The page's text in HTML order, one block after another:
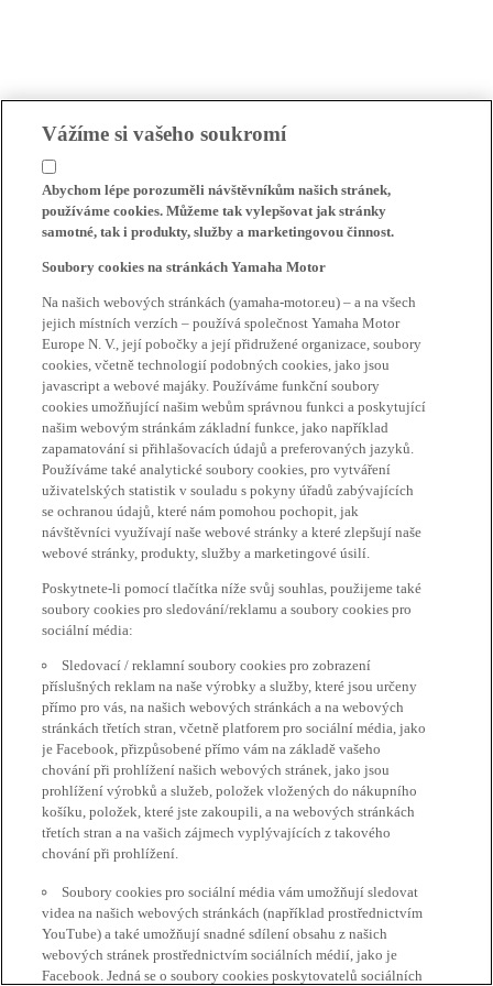
Vážíme si vašeho soukromí
Abychom lépe porozuměli návštěvníkům našich stránek,
používáme cookies. Můžeme tak vylepšovat jak stránky
samotné, tak i produkty, služby a marketingovou činnost.
Soubory cookies na stránkách Yamaha Motor
Na našich webových stránkách (yamaha-motor.eu) – a na všech
jejich místních verzích – používá společnost Yamaha Motor
Europe N. V., její pobočky a její přidružené organizace, soubory
cookies, včetně technologií podobných cookies, jako jsou
javascript a webové majáky. Používáme funkční soubory
cookies umožňující našim webům správnou funkci a poskytující
našim webovým stránkám základní funkce, jako například
zapamatování si přihlašovacích údajů a preferovaných jazyků.
Používáme také analytické soubory cookies, pro vytváření
uživatelských statistik v souladu s pokyny úřadů zabývajících
se ochranou údajů, které nám pomohou pochopit, jak
návštěvníci využívají naše webové stránky a které zlepšují naše
webové stránky, produkty, služby a marketingové úsilí.
Poskytnete-li pomocí tlačítka níže svůj souhlas, použijeme také
soubory cookies pro sledování/reklamu a soubory cookies pro
sociální média:
Sledovací / reklamní soubory cookies pro zobrazení
příslušných reklam na naše výrobky a služby, které jsou určeny
přímo pro vás, na našich webových stránkách a na webových
stránkách třetích stran, včetně platforem pro sociální média, jako
je Facebook, přizpůsobené přímo vám na základě vašeho
chování při prohlížení našich webových stránek, jako jsou
prohlížení výrobků a služeb, položek vložených do nákupního
košíku, položek, které jste zakoupili, a na webových stránkách
třetích stran a na vašich zájmech vyplývajících z takového
chování při prohlížení.
Soubory cookies pro sociální média vám umožňují sledovat
videa na našich webových stránkách (například prostřednictvím
YouTube) a také umožňují snadné sdílení obsahu z našich
webových stránek prostřednictvím sociálních médií, jako je
Facebook. Jedná se o soubory cookies poskytovatelů sociálních